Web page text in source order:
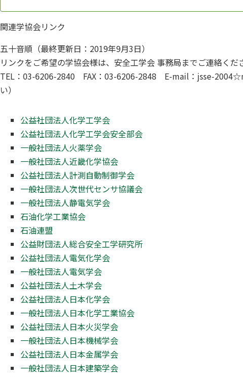
関連学協会リンク
五十音順（最終更新日：2019年9月3日）
リンクをご希望の学協会様は、安全工学会 事務局までご連絡くだ
TEL：03-6206-2840 FAX：03-6206-2848 E-mail：jsse-
い）
公益社団法人化学工学会
公益社団法人化学工学会安全部会
一般社団法人火薬学会
一般社団法人近畿化学協会
公益社団法人計測自動制御学会
一般社団法人次世代センサ協議会
一般社団法人静電気学会
石油化学工業協会
石油連盟
公益財団法人総合安全工学研究所
公益社団法人電気化学会
一般社団法人電気学会
公益社団法人土木学会
公益社団法人日本化学会
一般社団法人日本化学工業協会
公益社団法人日本火災学会
一般社団法人日本機械学会
公益社団法人日本金属学会
一般社団法人日本建築学会